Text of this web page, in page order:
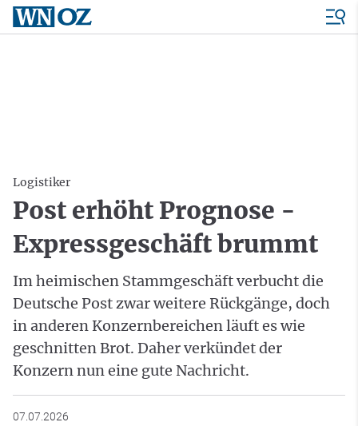
Logistiker
Post erhöht Prognose -
Expressgeschäft brummt
Im heimischen Stammgeschäft verbucht die
Deutsche Post zwar weitere Rückgänge, doch
in anderen Konzernbereichen läuft es wie
geschnitten Brot. Daher verkündet der
Konzern nun eine gute Nachricht.
07.07.2026